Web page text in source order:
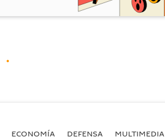
ECONOMÍA DEFENSA MULTIMEDIA